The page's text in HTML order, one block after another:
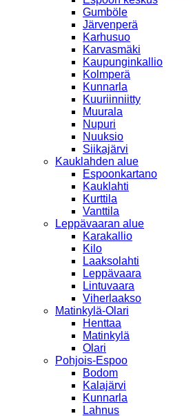
Gumböle
Järvenperä
Karhusuo
Karvasmäki
Kaupunginkallio
Kolmperä
Kunnarla
Kuuriinniitty
Muurala
Nupuri
Nuuksio
Siikajärvi
Kauklahden alue
Espoonkartano
Kauklahti
Kurttila
Vanttila
Leppävaaran alue
Karakallio
Kilo
Laaksolahti
Leppävaara
Lintuvaara
Viherlaakso
Matinkylä-Olari
Henttaa
Matinkylä
Olari
Pohjois-Espoo
Bodom
Kalajärvi
Kunnarla
Lahnus